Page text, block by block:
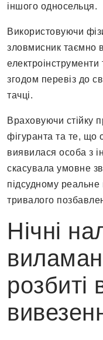
іншого односельця.
Використовуючи
зловмисник таємно
електроінструменти
згодом перевіз до
тачці.
Враховуючи стійку
фігуранта та те, що
виявилася особа з
скасувала умовне
підсудному реальне
тривалого
Нічні
розбиті